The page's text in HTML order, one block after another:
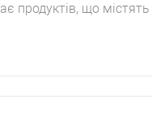
продуктів, що містять